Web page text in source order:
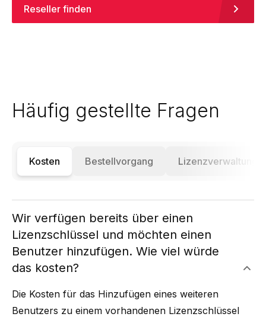
Reseller finden
Häufig gestellte Fragen
Kosten Bestellvorgang Lizenzverwaltung
Wir verfügen bereits über einen
Lizenzschlüssel und möchten einen
Benutzer hinzufügen. Wie viel würde
das kosten?
Die Kosten für das Hinzufügen eines weiteren
Benutzers zu einem vorhandenen Lizenzschlüssel